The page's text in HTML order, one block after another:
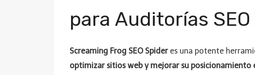
para Auditorías
Screaming Frog SEO Spideres una potente
optimizar sitios web y mejorar su posicionamiento